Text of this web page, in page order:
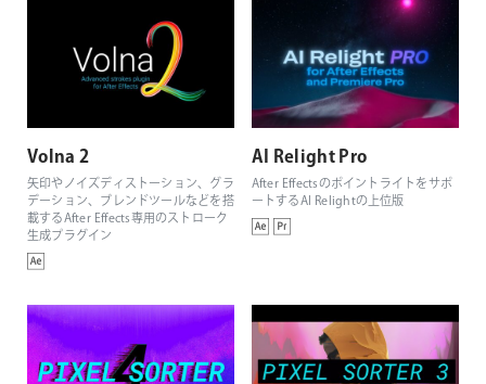
Volna 2
矢印やノイズディストーション、グラ
デーション、ブレンドツールなどを搭
載するAfter Effects専用のストローク
生成プラグイン
AI Relight Pro
After Effectsのポイントライトをサポ
ートするAI Relightの上位版